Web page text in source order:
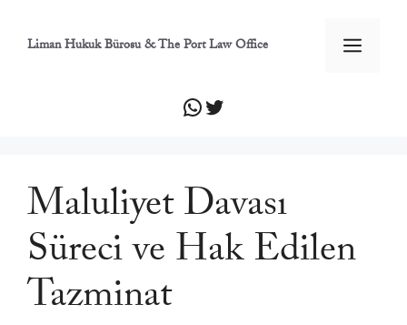
Liman Hukuk Bürosu & The Port Law Office
WhatsApp
Twitter
Maluliyet Davası
Süreci ve Hak Edilen
Tazminat